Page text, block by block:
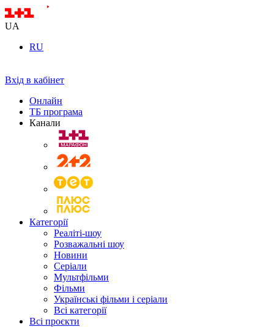
UA
RU
Вхід в кабінет
Онлайн
ТБ програма
Канали
Категорії
Реаліті-шоу
Розважальні шоу
Новини
Серіали
Мультфільми
Фільми
Українські фільми і серіали
Всі категорії
Всі проєкти